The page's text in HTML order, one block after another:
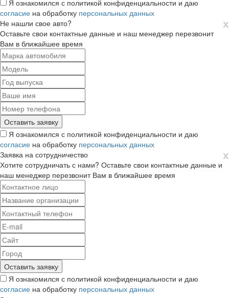
Я ознакомился с политикой конфиденциальности и даю
согласие на обработку персональных данных
х
Не нашли свое авто?
Оставьте свои контактные данные и наш менеджер перезвонит
Вам в ближайшее время
Я ознакомился с политикой конфиденциальности и даю
согласие на обработку персональных данных
х
Заявка на сотрудничество
Хотите сотрудничать с нами? Оставьте свои контактные данные и
наш менеджер перезвонит Вам в ближайшее время
Я ознакомился с политикой конфиденциальности и даю
согласие на обработку персональных данных